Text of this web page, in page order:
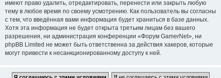
имеют право удалить, отредактировать, перенести или закрыть любую
тему в любое время по своему усмотрению. Как пользователь вы согласны
с тем, что введённая вами информация будет храниться в базе данных.
Хотя эта информация не будет открыта третьим лицам без вашего
разрешения, ни администрация конференции «Форум GamerNet», ни
phpBB Limited не может быть ответственна за действия хакеров, которые
могут привести к несанкционированному доступу к ней.